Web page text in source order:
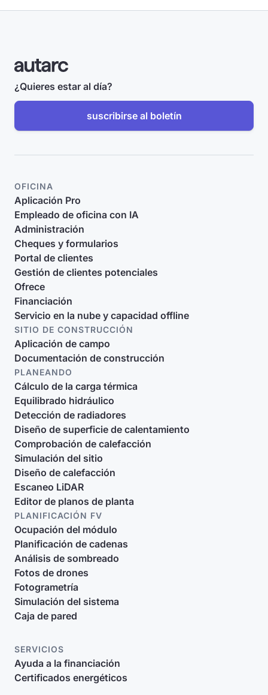
¿Quieres estar al día?
suscribirse al boletín
OFICINA
Aplicación Pro
Empleado de oficina con IA
Administración
Cheques y formularios
Portal de clientes
Gestión de clientes potenciales
Ofrece
Financiación
Servicio en la nube y capacidad offline
SITIO DE CONSTRUCCIÓN
Aplicación de campo
Documentación de construcción
PLANEANDO
Cálculo de la carga térmica
Equilibrado hidráulico
Detección de radiadores
Diseño de superficie de calentamiento
Comprobación de calefacción
Simulación del sitio
Diseño de calefacción
Escaneo LiDAR
Editor de planos de planta
PLANIFICACIÓN FV
Ocupación del módulo
Planificación de cadenas
Análisis de sombreado
Fotos de drones
Fotogrametría
Simulación del sistema
Caja de pared
SERVICIOS
Ayuda a la financiación
Certificados energéticos